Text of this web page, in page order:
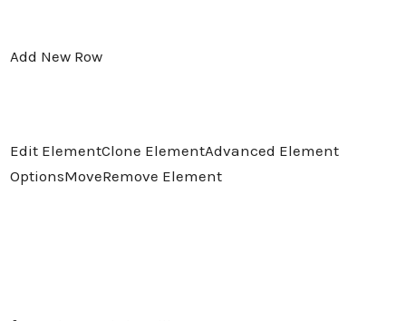
Add New Row
Edit ElementClone ElementAdvanced Element
OptionsMoveRemove Element